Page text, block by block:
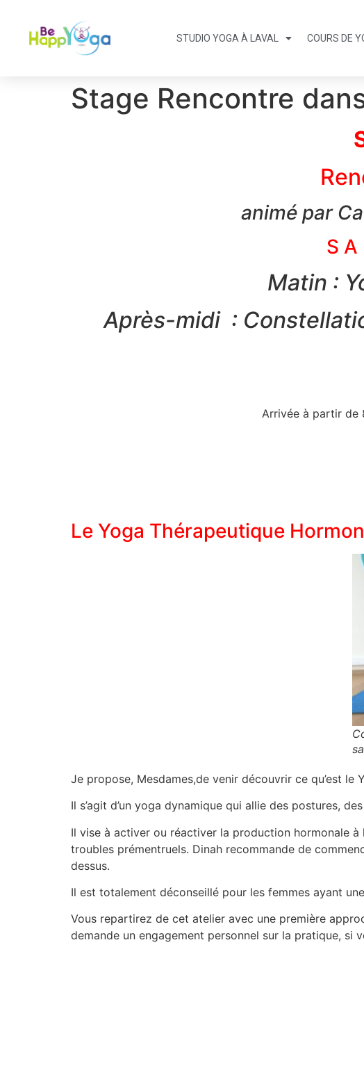
STUDIO YOGA À LAVAL COURS DE
Stage Rencontre
animé par
S A
Matin :
Après-midi :
Arrivée à partir de
Le Yoga Thérapeutique
Je propose, Mesdames,de venir découvrir ce qu’est
Il s’agit d’un yoga dynamique qui allie des postures,
Il vise à activer ou réactiver la production hormonale
troubles prémentruels. Dinah recommande de
dessus.
Il est totalement déconseillé pour les femmes ayant
Vous repartirez de cet atelier avec une première
demande un engagement personnel sur la pratique, si